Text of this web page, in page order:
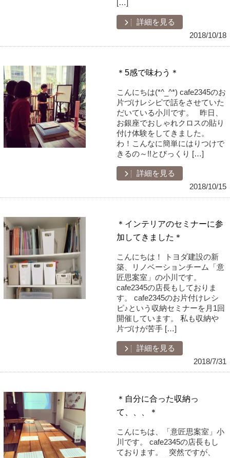
[…]
詳細を見る
2018/10/18
＊5感で味わう＊
こんにちは(*^_^*) cafe2345のお
片づけレシピで話をさせていた
だいている小川です。 昨日、
お銀座でおしゃれクロスの貼り
付け体験をしてきました。
わ！こんなに簡単にはりつけで
きるの～!!とびっくり […]
詳細を見る
2018/10/15
＊インテリアのセミナーに参
加してきました＊
こんにちは！ トヨダ建設の新
築、リノベーションチーム「意
匠思案室」の小川です。
cafe2345の店長もしておりま
す。 cafe2345のお片付けレシ
ピ♪という収納セミナーを月1回
開催しています。 私も収納や
片づけが苦手 […]
詳細を見る
2018/7/31
＊自分に合った収納っ
て、、、＊
こんにちは、「意匠思案室」小
川です。 cafe2345の店長もし
ております。 突然ですが、